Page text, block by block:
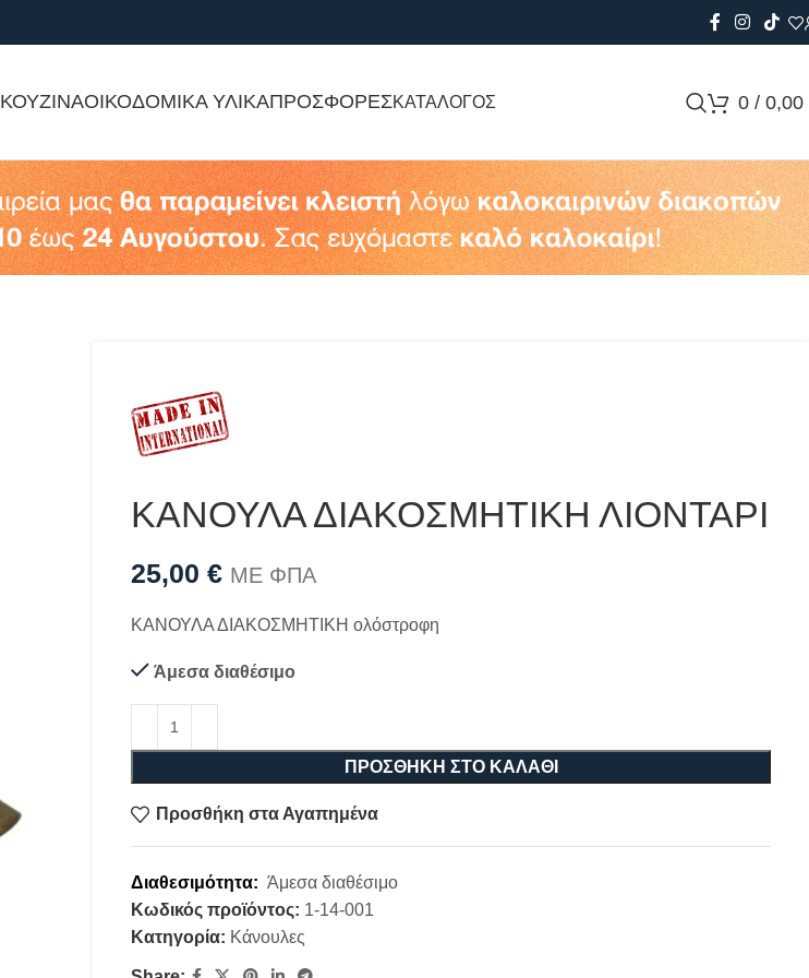
ΚΟΥΖΙΝΑΟΙΚΟΔΟΜΙΚΑ ΥΛΙΚΑΠΡΟΣΦΟΡΕΣΚΑΤΑΛΟΓΟΣ 0 / 0,00
ΚΑΝΟΥΛΑ ΔΙΑΚΟΣΜΗΤΙΚΗ ΛΙΟΝΤΑΡΙ
25,00 € ΜΕ ΦΠΑ
ΚΑΝΟΥΛΑ ΔΙΑΚΟΣΜΗΤΙΚΗ ολόστροφη
Άμεσα διαθέσιμο
ΠΡΟΣΘΉΚΗ ΣΤΟ ΚΑΛΆΘΙ
Προσθήκη στα Αγαπημένα
Διαθεσιμότητα: Άμεσα διαθέσιμο
Κωδικός προϊόντος: 1-14-001
Κατηγορία: Κάνουλες